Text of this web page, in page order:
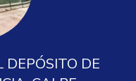
DEPÓSITO DE